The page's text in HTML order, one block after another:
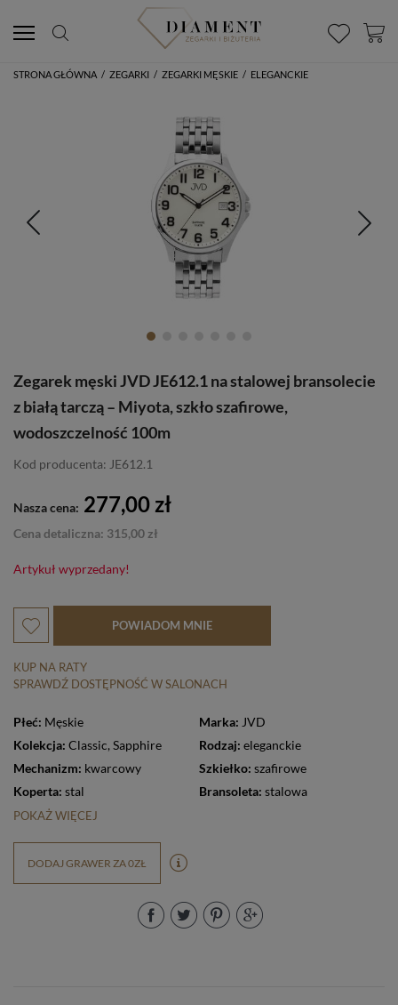
STRONA GŁÓWNA / ZEGARKI / ZEGARKI MĘSKIE / ELEGANCKIE
Zegarek męski JVD JE612.1 na stalowej bransolecie
z białą tarczą – Miyota, szkło szafirowe,
wodoszczelność 100m
Kod producenta: JE612.1
Nasza cena: 277,00 zł
Cena detaliczna: 315,00 zł
Artykuł wyprzedany!
POWIADOM MNIE
KUP NA RATY
SPRAWDŹ DOSTĘPNOŚĆ W SALONACH
Płeć: Męskie Marka: JVD
Kolekcja: Classic, Sapphire Rodzaj: eleganckie
Mechanizm: kwarcowy Szkiełko: szafirowe
Koperta: stal Bransoleta: stalowa
POKAŻ WIĘCEJ
DODAJ GRAWER ZA 0ZŁ